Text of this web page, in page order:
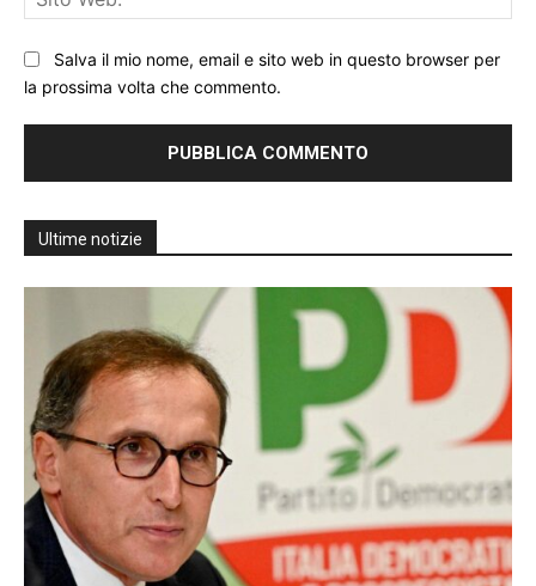
Salva il mio nome, email e sito web in questo browser per
la prossima volta che commento.
Ultime notizie